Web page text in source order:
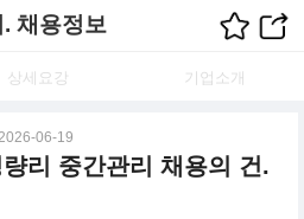
채용정보
상세요강 기업소개
06-19
리 중간관리 채용의 건.